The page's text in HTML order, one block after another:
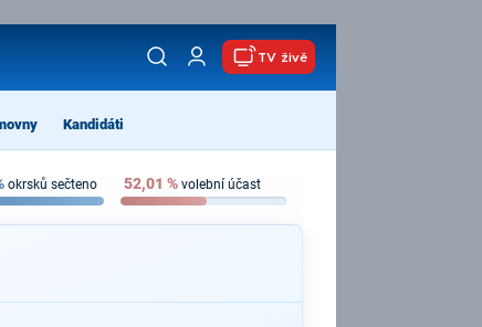
TV živě
Kandidáti
okrsků sečteno 52,01 % volební účast